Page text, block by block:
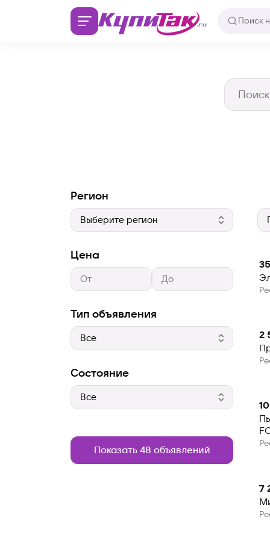
Регион
Цена
Тип объявления
Состояние
Показать 48 объявлений
2
7